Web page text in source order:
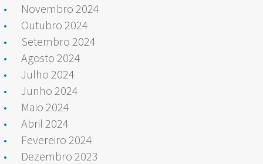
Novembro 2024
Outubro 2024
Setembro 2024
Agosto 2024
Julho 2024
Junho 2024
Maio 2024
Abril 2024
Fevereiro 2024
Dezembro 2023